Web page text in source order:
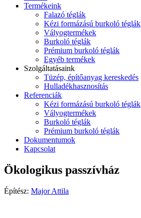
Termékeink
Falazó téglák
Kézi formázású burkoló téglák
Vályogtermékek
Burkoló téglák
Prémium burkoló téglák
Egyéb termékek
Szolgáltatásaink
Tüzép, építőanyag kereskedés
Hulladékhasznosítás
Referenciák
Kézi formázású burkoló téglák
Vályogtermékek
Burkoló téglák
Prémium burkoló téglák
Dokumentumok
Kapcsolat
Ökologikus passzívház
Építész: Major Attila